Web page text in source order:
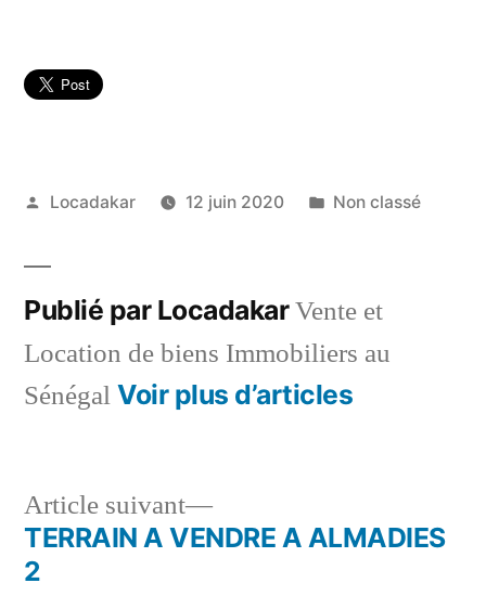
Publié
Locadakar 12 juin 2020
Publié
Non classé
Publié par LocadakarVente et
Location de biens Immobiliers au
Sénégal Voir plus d’articles
Navigation
Article suivant
Article
suivant :
TERRAIN A VENDRE A ALMADIES
2